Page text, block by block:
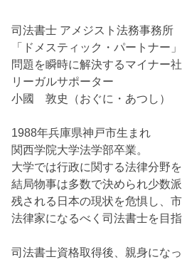
司法書士 アメジスト法務事務所
「ドメスティック・パートナー
問題を瞬時に解決するマイナー
リーガルサポーター
小國 敦史（おぐに・あつし）
1988年兵庫県神戸市生まれ
関西学院大学法学部卒業。
大学では行政に関する法律分野を
結局物事は多数で決められ少数
残される日本の現状を危惧し、
法律家になるべく司法書士を目指
司法書士資格取得後、親身にな